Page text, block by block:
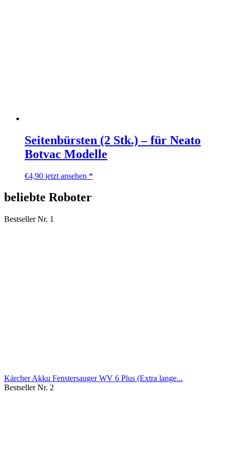
Seitenbürsten (2 Stk.) – für Neato
Botvac Modelle
€4,90 jetzt ansehen *
beliebte Roboter
Bestseller Nr. 1
Kärcher Akku Fenstersauger WV 6 Plus (Extra lange...
Bestseller Nr. 2